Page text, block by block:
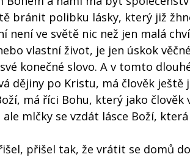
bránit polibku lásky, který již
není ve světě nic než jen malá
vlastní život, je jen úskok
konečné slovo. A v tomto
dějiny po Kristu, má člověk ještě
má říci Bohu, který jako
mlčky se vzdát lásce Boží,
přišel tak, že vrátit se domů